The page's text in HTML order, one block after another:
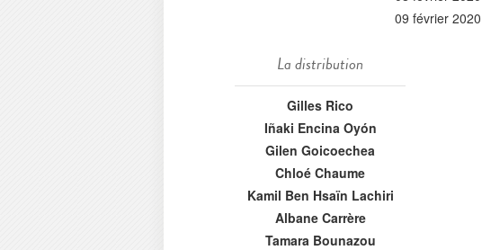
09 février
La distribution
Gilles Rico
Iñaki Encina Oyón
Gilen Goicoechea
Chloé Chaume
Kamil Ben Hsaïn Lachiri
Albane Carrère
Tamara Bounazou